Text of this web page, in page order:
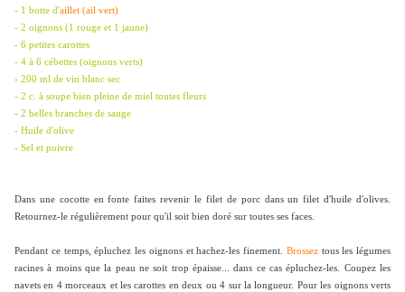
- 1 botte d'aillet (ail vert)
- 2 oignons (1 rouge et 1 jaune)
- 6 petites carottes
- 4 à 6 cébettes (oignons verts)
- 200 ml de vin blanc sec
- 2 c. à soupe bien pleine de miel toutes fleurs
- 2 belles branches de sauge
- Huile d'olive
- Sel et poivre
Dans une cocotte en fonte faites revenir le filet de porc dans un filet d'huile d'olives.
Retournez-le régulièrement pour qu'il soit bien doré sur toutes ses faces.
Pendant ce temps, épluchez les oignons et hachez-les finement. Brosseztous les légumes
racines à moins que la peau ne soit trop épaisse... dans ce cas épluchez-les. Coupez les
navets en 4 morceaux et les carottes en deux ou 4 sur la longueur. Pour les oignons verts